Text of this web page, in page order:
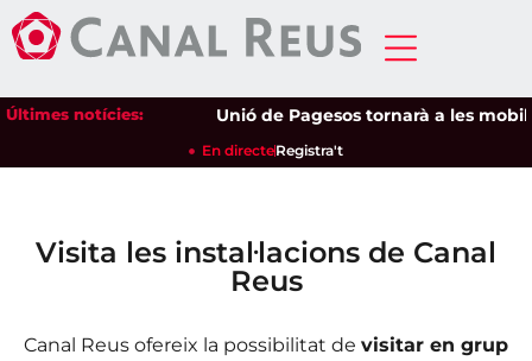
Últimes notícies: Unió de Pagesos tornarà a les
En directeRegistra't
Visita les instal·lacions de Canal
Reus
Canal Reus ofereix la possibilitat de visitar en grup